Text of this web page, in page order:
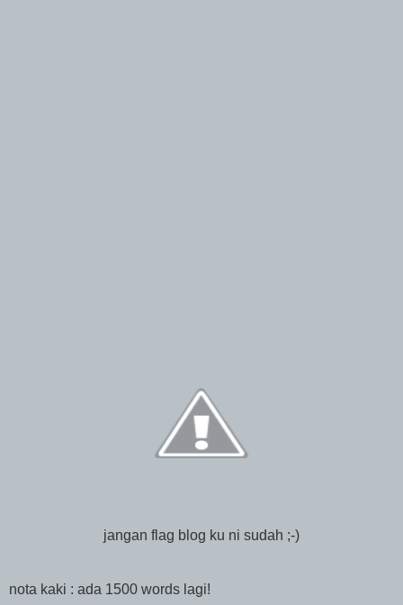
jangan flag blog ku ni sudah ;-)
nota kaki : ada 1500 words lagi!